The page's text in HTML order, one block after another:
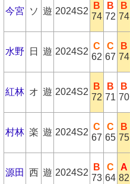
今宮 ソ 遊 2024S2
B
74
B
72
B
74
水野 日 遊 2024S2
C
62
C
67
B
74
紅林 オ 遊 2024S2
B
72
B
71
B
70
村林 楽 遊 2024S2
C
67
C
65
B
75
源田 西 遊 2024S2
B
73
C
64
A
82